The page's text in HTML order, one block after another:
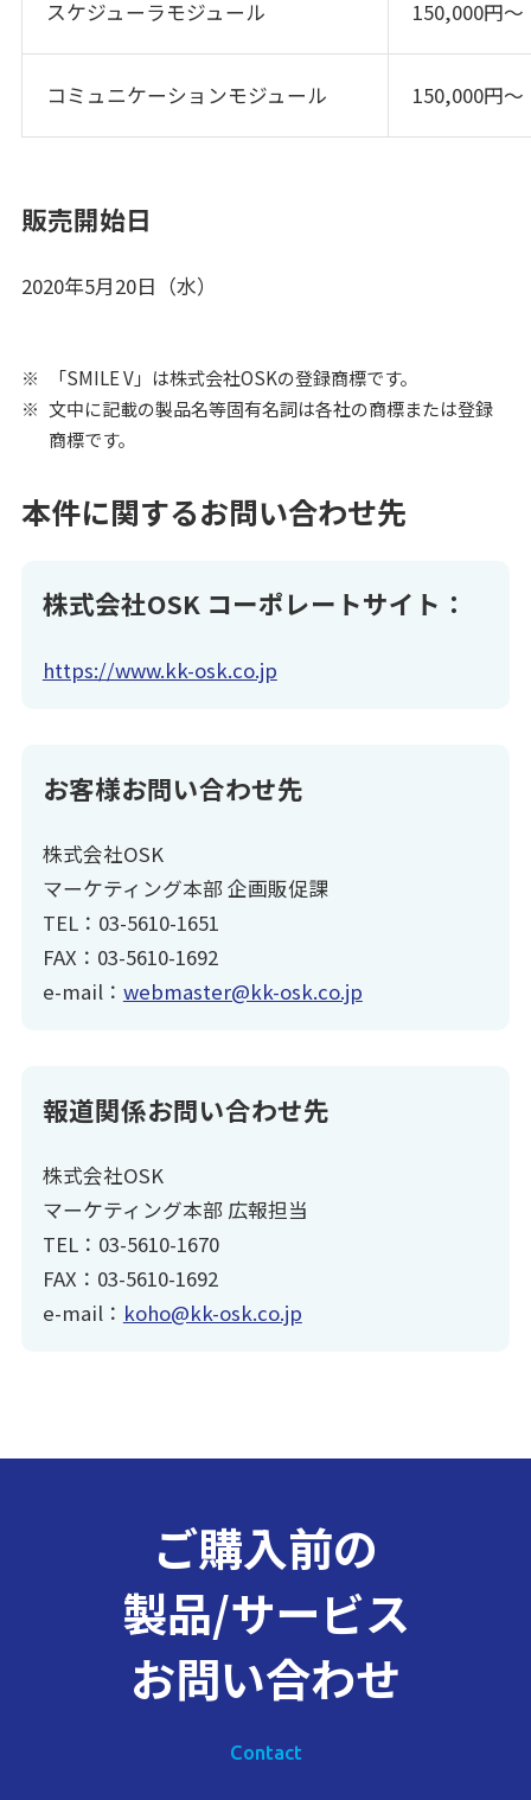
スケジューラモジュール 150,000円～
コミュニケーションモジュール 150,000円～
販売開始日
2020年5月20日（水）
「SMILE V」は株式会社OSKの登録商標です。
文中に記載の製品名等固有名詞は各社の商標または登録
商標です。
本件に関するお問い合わせ先
株式会社OSK コーポレートサイト：
https://www.kk-osk.co.jp
お客様お問い合わせ先
株式会社OSK
マーケティング本部 企画販促課
TEL：03-5610-1651
FAX：03-5610-1692
e-mail： webmaster@kk-osk.co.jp
報道関係お問い合わせ先
株式会社OSK
マーケティング本部 広報担当
TEL：03-5610-1670
FAX：03-5610-1692
e-mail： koho@kk-osk.co.jp
ご購入前の
製品/サービス
お問い合わせ
Contact